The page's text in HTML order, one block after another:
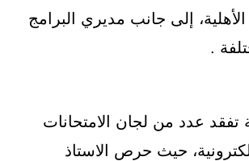
إلى جانب مديري البرامج
.
عدد من لجان الامتحانات
حيث حرص الاستاذ